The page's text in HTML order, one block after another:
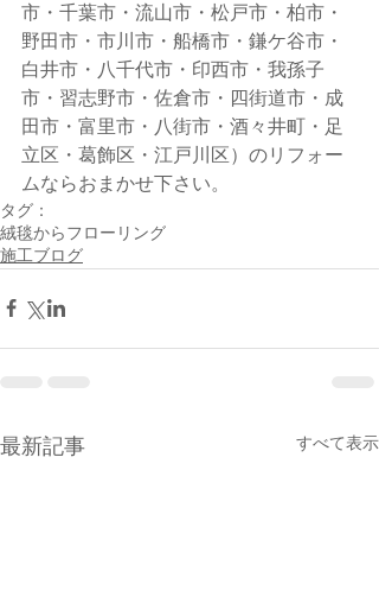
市・千葉市・流山市・松戸市・柏市・
野田市・市川市・船橋市・鎌ケ谷市・
白井市・八千代市・印西市・我孫子
市・習志野市・佐倉市・四街道市・成
田市・富里市・八街市・酒々井町・足
立区・葛飾区・江戸川区）のリフォー
ムならおまかせ下さい。
タグ：
絨毯からフローリング
施工ブログ
最新記事 すべて表示